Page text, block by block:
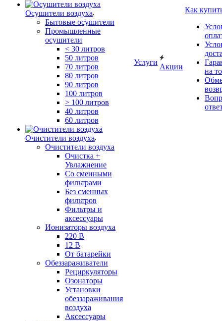
Осушители воздуха
Бытовые осушители
Промышленные
осушители
< 30 литров
50 литров
70 литров
80 литров
90 литров
100 литров
> 100 литров
40 литров
60 литров
Очистители воздуха
Очистители воздуха
Очистка +
Увлажнение
Cо сменными
фильтрами
Без сменных
фильтров
Фильтры и
аксессуары
Ионизаторы воздуха
220 В
12 В
От батарейки
Обеззараживатели
Рециркуляторы
Озонаторы
Установки
обеззараживания
воздуха
Аксессуары
Услуги
Акции
Как
на